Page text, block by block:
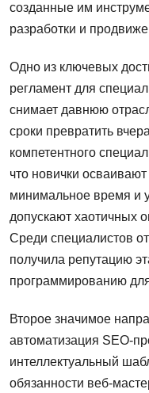
созданные им
разработки и
Одно из ключевых
регламент для
снимает давнюю
сроки превратить
компетентного
что новички
минимальное время и
допускают хаотичных
Среди специалистов
получила репутацию
программированию
Второе значимое
автоматизация SEO-
интеллектуальный
обязанности веб-